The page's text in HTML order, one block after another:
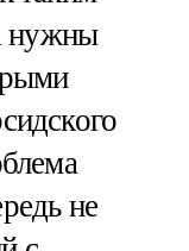
нужны
не